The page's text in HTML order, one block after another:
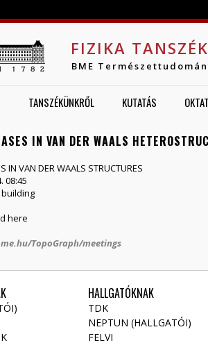
FIZIKA TANSZÉK
BME
TANSZÉKÜNKRŐL KUTATÁS
IN VAN DER WAALS
IN VAN DER WAALS STRUCTURES
08:45
building
here
TopoGraph/meetings
HALLGATÓKNAK
TDK
NEPTUN (HALLGATÓI)
FELVI